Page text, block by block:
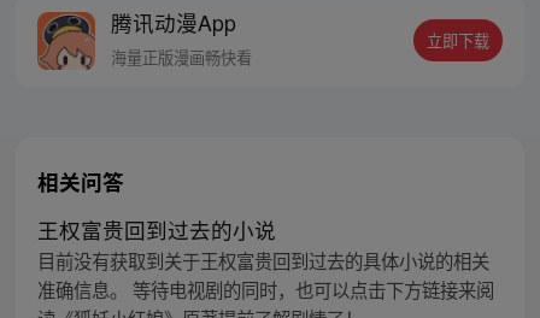
者卖报小郎君同名小说 QQ群号：
799493374
腾讯动漫App
海量正版漫画畅快看
立即下载
相关问答
王权富贵回到过去的小说
目前没有获取到关于王权富贵回到过去的具体小说的相关
准确信息。 等待电视剧的同时，也可以点击下方链接来阅